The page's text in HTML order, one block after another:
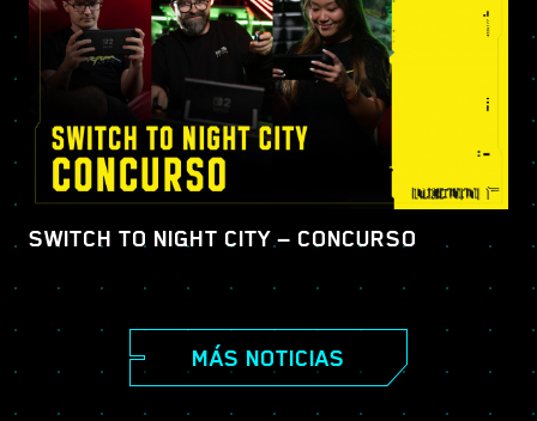
SWITCH TO NIGHT CITY — CONCURSO
MÁS NOTICIAS